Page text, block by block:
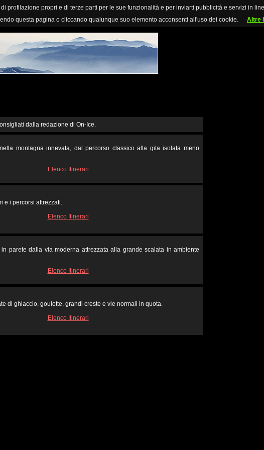
profilazione propri e di terze parti per le sue funzionalità e per inviarti pubblicità e servizi in
questa pagina o cliccando qualunque suo elemento acconsenti all'uso dei cookie.
Altre
dalla redazione di On-Ice.
montagna innevata, dal percorso classico alla gita isolata meno
Elenco Itinerari
e i percorsi attrezzati.
Elenco Itinerari
in parete dalla via moderna attrezzata alla grande scalata in ambiente
Elenco Itinerari
di ghiaccio, goulotte, grandi creste e vie normali in quota.
Elenco Itinerari